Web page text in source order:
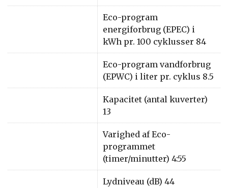
Eco-program
energiforbrug (EPEC) i
kWh pr. 100 cyklusser 84
Eco-program vandforbrug
(EPWC) i liter pr. cyklus 8.5
Kapacitet (antal kuverter)
13
Varighed af Eco-
programmet
(timer/minutter) 4:55
Lydniveau (dB) 44